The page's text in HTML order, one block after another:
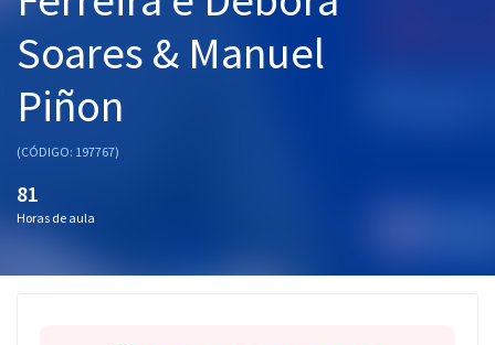
Aprovados
Soares & Manuel
Piñon
(CÓDIGO: 197767)
81
Horas de aula